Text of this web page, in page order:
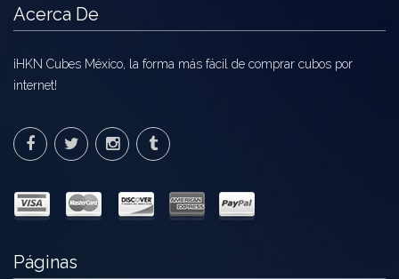
Acerca De
¡HKN Cubes México, la forma más fácil de comprar cubos por
internet!
Páginas